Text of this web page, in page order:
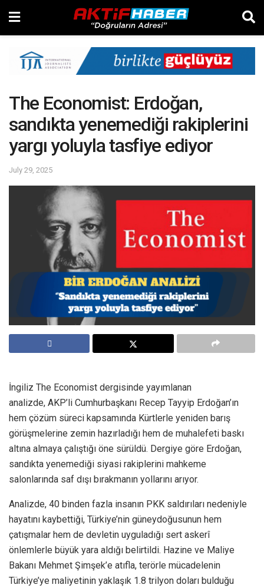
The Economist: Erdoğan,
sandıkta yenemediği rakiplerini
yargı yoluyla tasfiye ediyor
July 29, 2025
İngiliz The Economist dergisinde yayımlanan
analizde, AKP’li Cumhurbaşkanı Recep Tayyip Erdoğan’ın
hem çözüm süreci kapsamında Kürtlerle yeniden barış
görüşmelerine zemin hazırladığı hem de muhalefeti baskı
altına almaya çalıştığı öne sürüldü. Dergiye göre Erdoğan,
sandıkta yenemediği siyasi rakiplerini mahkeme
salonlarında saf dışı bırakmanın yollarını arıyor.
Analizde, 40 binden fazla insanın PKK saldırıları nedeniyle
hayatını kaybettiği, Türkiye’nin güneydoğusunun hem
çatışmalar hem de devletin uyguladığı sert askerî
önlemlerle büyük yara aldığı belirtildi. Hazine ve Maliye
Bakanı Mehmet Şimşek’e atıfla, terörle mücadelenin
Türkiye’ye maliyetinin yaklaşık 1.8 trilyon doları bulduğu